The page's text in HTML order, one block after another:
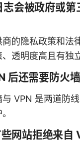
志会被政府或第
的隐私政策和法
透明度高且有独
后还需要防火墙
VPN 是两道防
网站拒绝来自